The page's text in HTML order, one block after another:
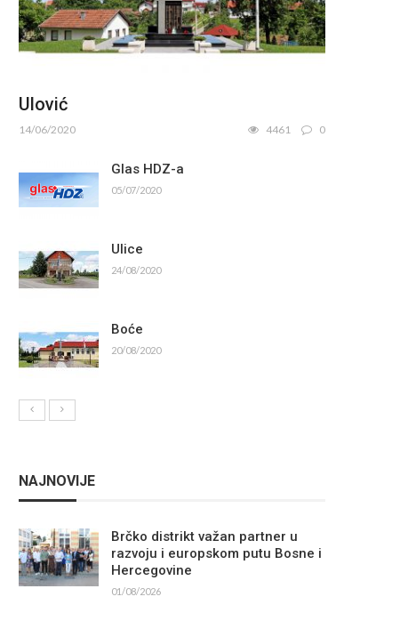
Ulović
14/06/2020 4461 0
Glas HDZ-a
05/07/2020
Ulice
24/08/2020
Boće
20/08/2020
NAJNOVIJE
Brčko distrikt važan partner u
razvoju i europskom putu Bosne i
Hercegovine
01/08/2026